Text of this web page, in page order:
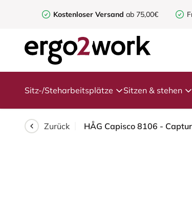
Kostenloser Versand ab 75,00€
Sitz-/Steharbeitsplätze Sitzen & stehen
Zurück HÅG Capisco 8106 -